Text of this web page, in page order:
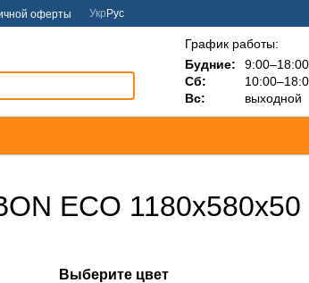
оферты Укр Рус
График работы:
Будние:
9:00–18:00
Сб:
Вс:
выходной
ECO
Выберите цвет